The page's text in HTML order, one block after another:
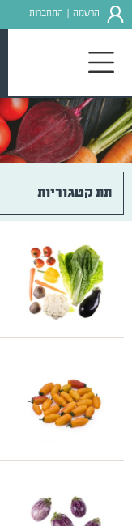
הרשמה התחברות
תת קטגוריות